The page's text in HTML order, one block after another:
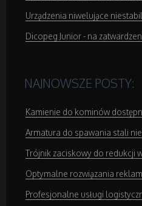
Salony
Sprzęt
Urządzenia niwelujące
Dicopeg Junior - na
NAJNOWSZE POSTY:
Kamienie do kominów
Armatura do spawania stali
Trójnik zaciskowy do redukcji
Optymalne rozwiązania
Profesjonalne usługi